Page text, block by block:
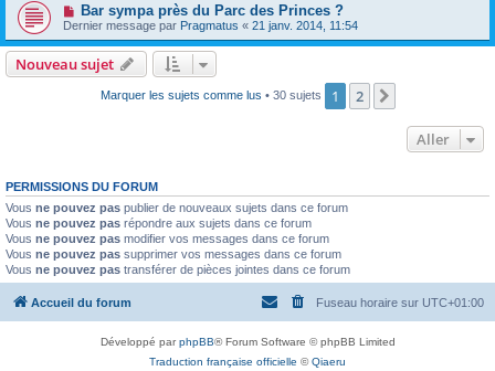
Bar sympa près du Parc des Princes ?
Dernier message par Pragmatus « 21 janv. 2014, 11:54
Nouveau sujet
Marquer les sujets comme lus • 30 sujets 1 2
Aller
PERMISSIONS DU FORUM
Vous ne pouvez pas publier de nouveaux sujets dans ce forum
Vous ne pouvez pas répondre aux sujets dans ce forum
Vous ne pouvez pas modifier vos messages dans ce forum
Vous ne pouvez pas supprimer vos messages dans ce forum
Vous ne pouvez pas transférer de pièces jointes dans ce forum
Accueil du forum Fuseau horaire sur UTC+01:00
Développé parphpBB® Forum Software © phpBB Limited
Traduction française officielle ©Qiaeru